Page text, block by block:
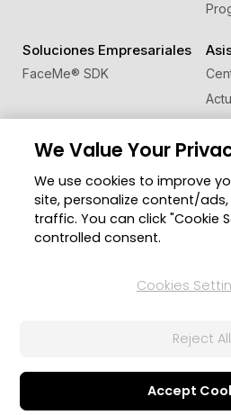
Soluciones Empresariales
FaceMe® SDK
Zona de Miembros
Blog
Configuración de cookies
We Value Your
We use cookies to improve
site, personalize content/
traffic. You can click "Cookie
controlled consent.
Cookies
Reject All
Accept